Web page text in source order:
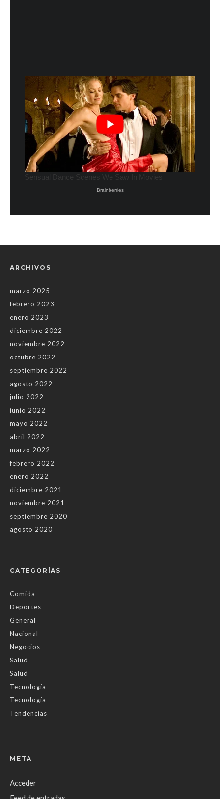
ARCHIVOS
marzo 2025
febrero 2023
enero 2023
diciembre 2022
noviembre 2022
octubre 2022
septiembre 2022
agosto 2022
julio 2022
junio 2022
mayo 2022
abril 2022
marzo 2022
febrero 2022
enero 2022
diciembre 2021
noviembre 2021
septiembre 2020
agosto 2020
CATEGORÍAS
Comida
Deportes
General
Nacional
Negocios
Salud
Salud
Tecnología
Tecnología
Tendencias
META
Acceder